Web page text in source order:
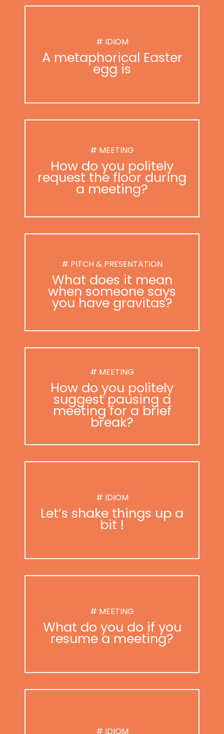
# IDIOM
A metaphorical Easter
egg is
# MEETING
How do you politely
request the floor during
a meeting?
# PITCH & PRESENTATION
What does it mean
when someone says
you have gravitas?
# MEETING
How do you politely
suggest pausing a
meeting for a brief
break?
# IDIOM
Let’s shake things up a
bit !
# MEETING
What do you do if you
resume a meeting?
# IDIOM